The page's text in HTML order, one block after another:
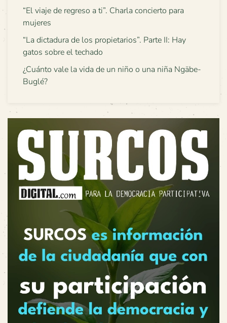
“El viaje de regreso a ti”. Charla concierto para
mujeres
“La dictadura de los propietarios”. Parte II: Hay
gatos sobre el techado
¿Cuánto vale la vida de un niño o una niña Ngäbe-
Buglé?